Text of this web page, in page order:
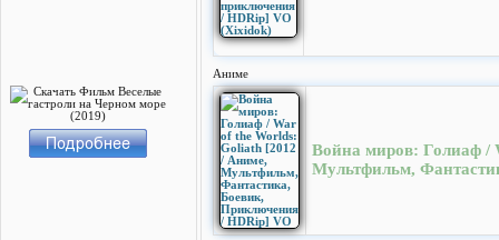
Аниме
Война миров: Голиаф /
Мультфильм,